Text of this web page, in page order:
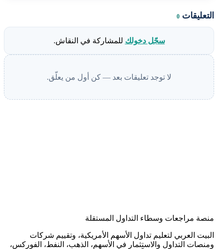
التعليقات 0
سجّل دخولك للمشاركة في النقاش.
لا توجد تعليقات بعد — كن أول من يعلّق.
منصة مراجعات وسطاء التداول المستقلة
البيت العربي لتعليم تداول الأسهم الأمريكية، وتقييم شركات
ومنصات التداول والاستثمار في الأسهم، الذهب، النفط، الفوركس،